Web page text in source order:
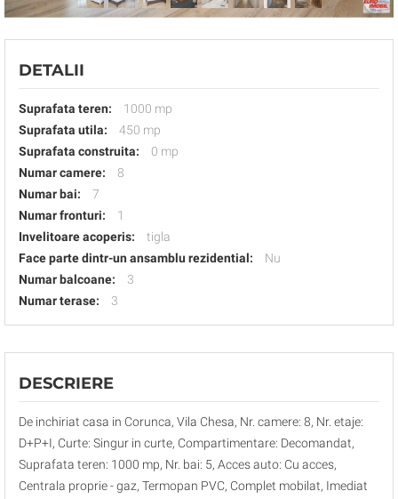
DETALII
Suprafata teren:
1000 mp
Suprafata utila:
450 mp
Suprafata construita:
0 mp
Numar camere:
8
Numar bai:
7
Numar fronturi:
1
Invelitoare acoperis:
tigla
Face parte dintr-un ansamblu rezidential:
Nu
Numar balcoane:
3
Numar terase:
3
DESCRIERE
De inchiriat casa in Corunca, Vila Chesa, Nr. camere: 8, Nr. etaje:
D+P+I, Curte: Singur in curte, Compartimentare: Decomandat,
Suprafata teren: 1000 mp, Nr. bai: 5, Acces auto: Cu acces,
Centrala proprie - gaz, Termopan PVC, Complet mobilat, Imediat